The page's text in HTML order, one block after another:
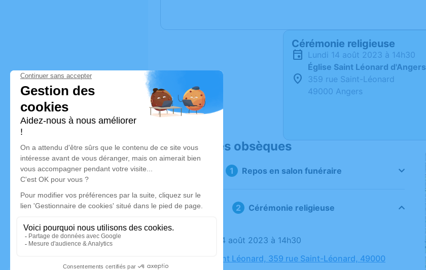
Cérémonie religieuse
lundi 14 août 2023 à 14h30
Église Saint Léonard d'Angers
359 rue Saint-Léonard
49000 Angers
Déroulé des obsèques
Repos en salon funéraire
Cérémonie religieuse
Le lundi 14 août 2023 à 14h30
Église Saint Léonard, 359 rue Saint-Léonard, 49000